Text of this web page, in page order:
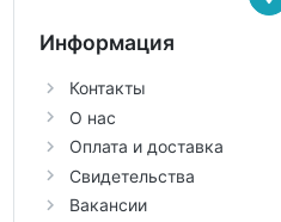
Информация
Контакты
О нас
Оплата и доставка
Свидетельства
Вакансии